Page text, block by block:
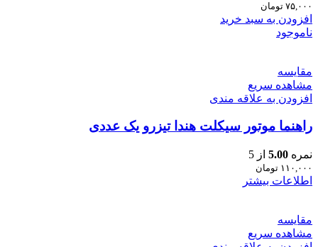
۷۵,۰۰۰ تومان
افزودن به سبد خرید
ناموجود
مقایسه
مشاهده سریع
افزودن به علاقه مندی
راهنما موتور سیکلت هندا تیزرو یک عددی
نمره 5.00 از 5
۱۱۰,۰۰۰ تومان
اطلاعات بیشتر
مقایسه
مشاهده سریع